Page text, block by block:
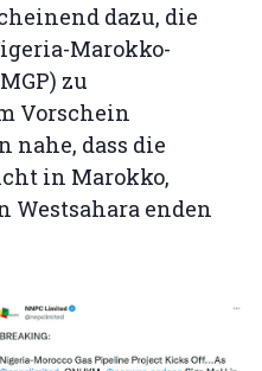
dazu, die
Marokko-
zu
Vorschein
nahe, dass die
in Marokko,
Westsahara enden